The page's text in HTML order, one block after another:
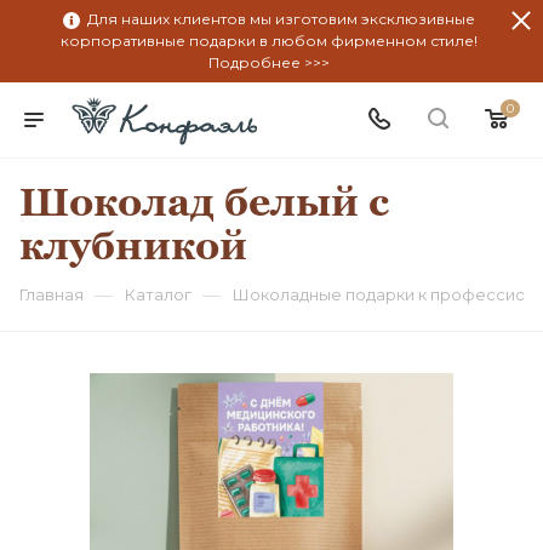
Для наших клиентов мы изготовим эксклюзивные
корпоративные подарки в любом фирменном стиле!
Подробнее >>>
0
Шоколад белый с
клубникой
Главная — Каталог — Шоколадные подарки к